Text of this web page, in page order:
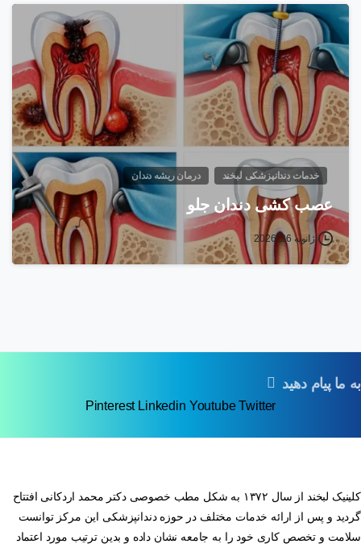
خدمات دندانپزشکی لبخند درمان ریشه دندان
عصب کشی دندان جلو
ژانویه 26, 2026
به ما پیام دهید
Twitter
Youtube
Linkedin
Pinterest
کلینیک لبخند از سال ۱۳۷۲ به شکل مطب خصوصی دکتر محمد اردکانی افتتاح
گردید و پس از ارائه خدمات مختلف در حوزه دندانپزشکی این مرکز توانست
سلامت و تخصص کاری خود را به جامعه نشان داده و بدین ترتیب مورد اعتماد